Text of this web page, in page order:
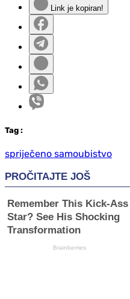
Link je kopiran!
Tag :
spriječeno samoubistvo